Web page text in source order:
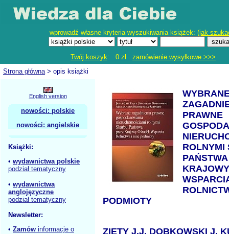
wprowadź własne kryteria wyszukiwania książek: (jak
Twój koszyk: 0 zł zamówienie wysyłkowe >>>
Strona główna> opis książki
English version
nowości: polskie
nowości: angielskie
Książki:
• wydawnictwa polskie
podział tematyczny
• wydawnictwa
anglojęzyczne
podział tematyczny
Newsletter:
• Zamów informacje o
PRAWNE
ROLNYMI
PODMIOTY
ZIĘTY J.J. DOBKOWSKI J.